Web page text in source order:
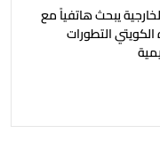
يبحث هاتفياً مع
الكويتي التطورات